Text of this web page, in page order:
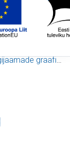
graafikud